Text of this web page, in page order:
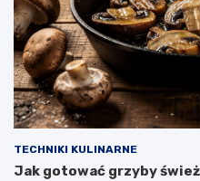
TECHNIKI KULINARNE
Jak gotować grzyby